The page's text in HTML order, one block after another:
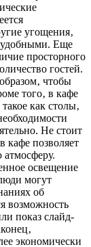
угощения‚
удобными. Еще
просторного
гостей.
чтобы
того‚ в кафе
как столы‚
Не стоит
кафе позволяет
освещение
могут
об
возможность
показ слайд-
экономически